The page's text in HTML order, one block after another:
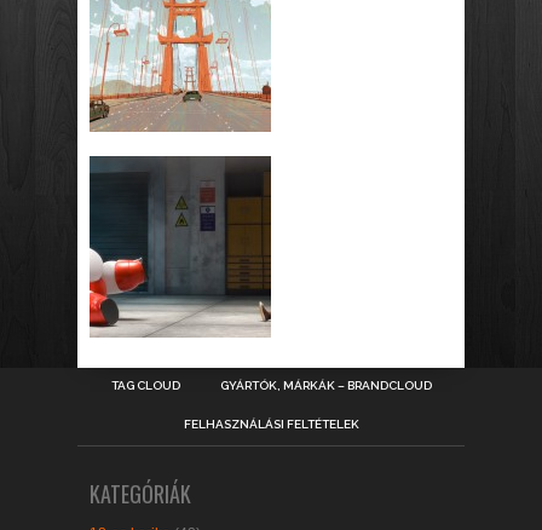
TAG CLOUD GYÁRTÓK, MÁRKÁK – BRANDCLOUD
FELHASZNÁLÁSI FELTÉTELEK
KATEGÓRIÁK